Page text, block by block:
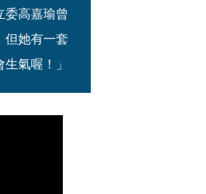
委高嘉瑜曾
但她有一套
氣喔！」